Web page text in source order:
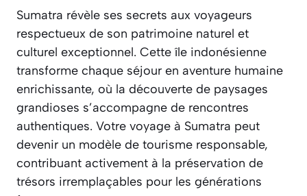
Sumatra révèle ses secrets aux voyageurs
respectueux de son patrimoine naturel et
culturel exceptionnel. Cette île indonésienne
transforme chaque séjour en aventure humaine
enrichissante, où la découverte de paysages
grandioses s’accompagne de rencontres
authentiques. Votre voyage à Sumatra peut
devenir un modèle de tourisme responsable,
contribuant activement à la préservation de
trésors irremplaçables pour les générations